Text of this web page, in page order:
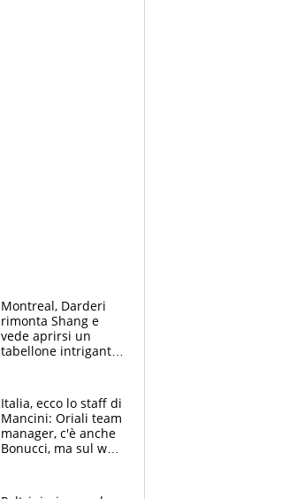
Montreal, Darderi
rimonta Shang e
vede aprirsi un
tabellone intrigante:
felice del mio livello"
Italia, ecco lo staff di
Mancini: Oriali team
manager, c'è anche
Bonucci, ma sul web